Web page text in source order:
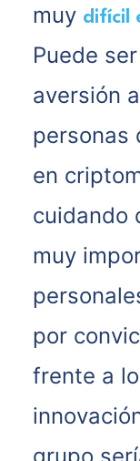
muy difícil
Puede
aversión
personas
en
cuidando
muy
por
frente a